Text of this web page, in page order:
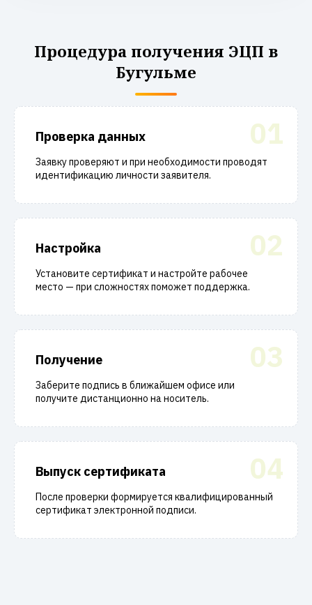
Процедура получения ЭЦП в
Бугульме
01
Проверка данных
Заявку проверяют и при необходимости проводят
идентификацию личности заявителя.
02
Настройка
Установите сертификат и настройте рабочее
место — при сложностях поможет поддержка.
03
Получение
Заберите подпись в ближайшем офисе или
получите дистанционно на носитель.
04
Выпуск сертификата
После проверки формируется квалифицированный
сертификат электронной подписи.